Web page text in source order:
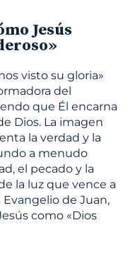
Jesús
visto su gloria»
del
que Él encarna
Dios. La imagen
la verdad y la
a menudo
el pecado y la
la luz que vence a
de Juan,
como «Dios